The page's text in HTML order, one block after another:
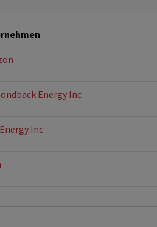
Energy Inc
Inc